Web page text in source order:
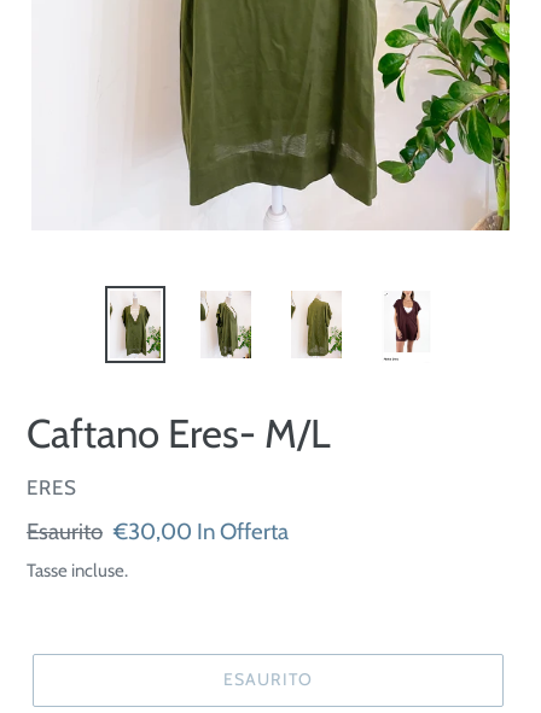
Caftano Eres- M/L
VENDITORE
ERES
Prezzo
di
Esaurito Prezzo
scontato
€30,00 In Offerta
Tasse incluse.
ESAURITO